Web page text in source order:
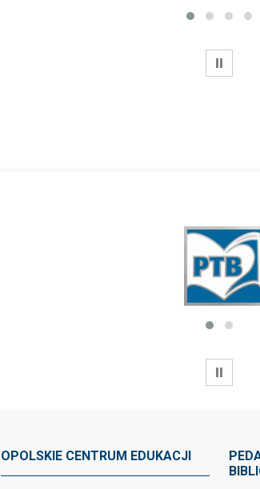
WSTRZYMAJ
WSTRZYMAJ
OPOLSKIE CENTRUM EDUKACJI